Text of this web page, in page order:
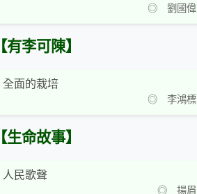
◎ 劉國偉
【有李可陳】
全面的栽培
◎ 李鴻標
【生命故事】
人民歌聲
◎ 揚眉